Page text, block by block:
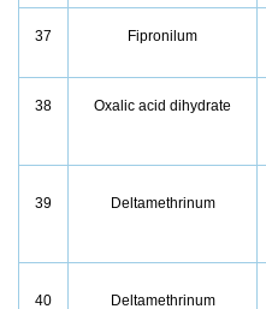
37 Fipronilum
38 Oxalic acid dihydrate
39 Deltamethrinum
40 Deltamethrinum